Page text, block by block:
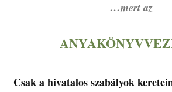
…mert az
Csak a hivatalos szabályok